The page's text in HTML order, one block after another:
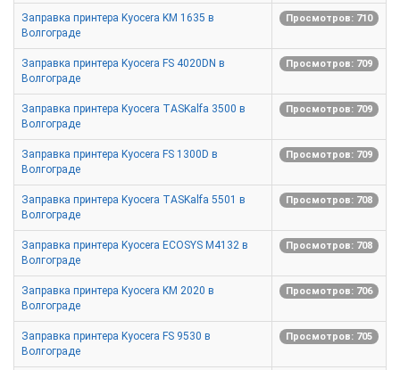
Заправка принтера Kyocera KM 1635 в
Волгограде
Просмотров: 710
Заправка принтера Kyocera FS 4020DN в
Волгограде
Просмотров: 709
Заправка принтера Kyocera TASKalfa 3500 в
Волгограде
Просмотров: 709
Заправка принтера Kyocera FS 1300D в
Волгограде
Просмотров: 709
Заправка принтера Kyocera TASKalfa 5501 в
Волгограде
Просмотров: 708
Заправка принтера Kyocera ECOSYS M4132 в
Волгограде
Просмотров: 708
Заправка принтера Kyocera KM 2020 в
Волгограде
Просмотров: 706
Заправка принтера Kyocera FS 9530 в
Волгограде
Просмотров: 705